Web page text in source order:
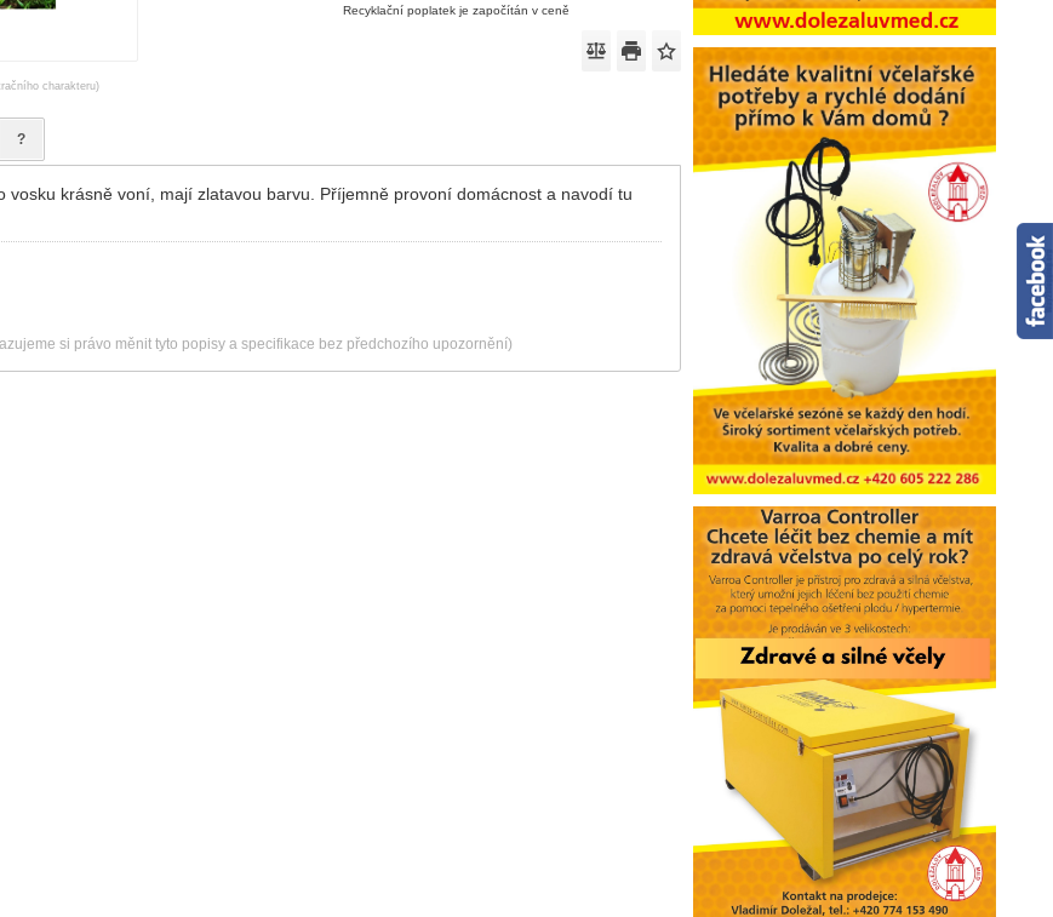
charakteru)
Recyklační poplatek je započítán v ceně
?
vosku krásně voní, mají zlatavou barvu. Příjemně provoní domácnost a navodí tu
si právo měnit tyto popisy a specifikace bez předchozího upozornění)